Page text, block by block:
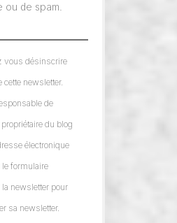
ou de spam.
vous désinscrire
cette newsletter.
de
du blog
électronique
formulaire
newsletter pour
sa newsletter.